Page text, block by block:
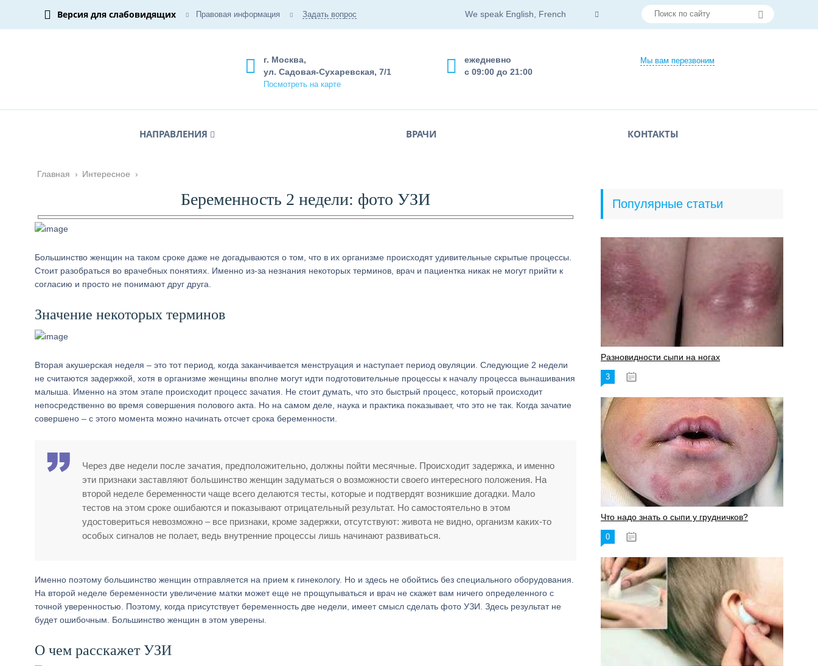
Версия для слабовидящих Правовая информация Задать вопрос We speak English, French
Мы вам перезвоним
ежедневно
с 09:00 до 21:00
г. Москва,
ул. Садовая-Сухаревская, 7/1
Посмотреть на карте
НАПРАВЛЕНИЯ ВРАЧИ КОНТАКТЫ
Главная › Интересное ›
Беременность 2 недели: фото УЗИ
Большинство женщин на таком сроке даже не догадываются о том, что в их организме происходят удивительные скрытые процессы.
Стоит разобраться во врачебных понятиях. Именно из-за незнания некоторых терминов, врач и пациентка никак не могут прийти к
согласию и просто не понимают друг друга.
Значение некоторых терминов
Вторая акушерская неделя – это тот период, когда заканчивается менструация и наступает период овуляции. Следующие 2 недели
не считаются задержкой, хотя в организме женщины вполне могут идти подготовительные процессы к началу процесса вынашивания
малыша. Именно на этом этапе происходит процесс зачатия. Не стоит думать, что это быстрый процесс, который происходит
непосредственно во время совершения полового акта. Но на самом деле, наука и практика показывает, что это не так. Когда зачатие
совершено – с этого момента можно начинать отсчет срока беременности.
Через две недели после зачатия, предположительно, должны пойти месячные. Происходит задержка, и именно
эти признаки заставляют большинство женщин задуматься о возможности своего интересного положения. На
второй неделе беременности чаще всего делаются тесты, которые и подтвердят возникшие догадки. Мало
тестов на этом сроке ошибаются и показывают отрицательный результат. Но самостоятельно в этом
удостовериться невозможно – все признаки, кроме задержки, отсутствуют: живота не видно, организм каких-то
особых сигналов не полает, ведь внутренние процессы лишь начинают развиваться.
Именно поэтому большинство женщин отправляется на прием к гинекологу. Но и здесь не обойтись без специального оборудования.
На второй неделе беременности увеличение матки может еще не прощупываться и врач не скажет вам ничего определенного с
точной уверенностью. Поэтому, когда присутствует беременность две недели, имеет смысл сделать фото УЗИ. Здесь результат не
будет ошибочным. Большинство женщин в этом уверены.
О чем расскажет УЗИ
Популярные статьи
Разновидности сыпи на ногах
3
Что надо знать о сыпи у грудничков?
0